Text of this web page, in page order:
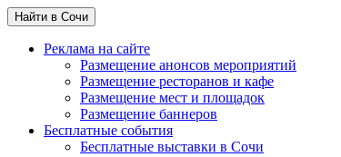
Найти в Сочи
Реклама на сайте
Размещение анонсов мероприятий
Размещение ресторанов и кафе
Размещение мест и площадок
Размещение баннеров
Бесплатные события
Бесплатные выставки в Сочи